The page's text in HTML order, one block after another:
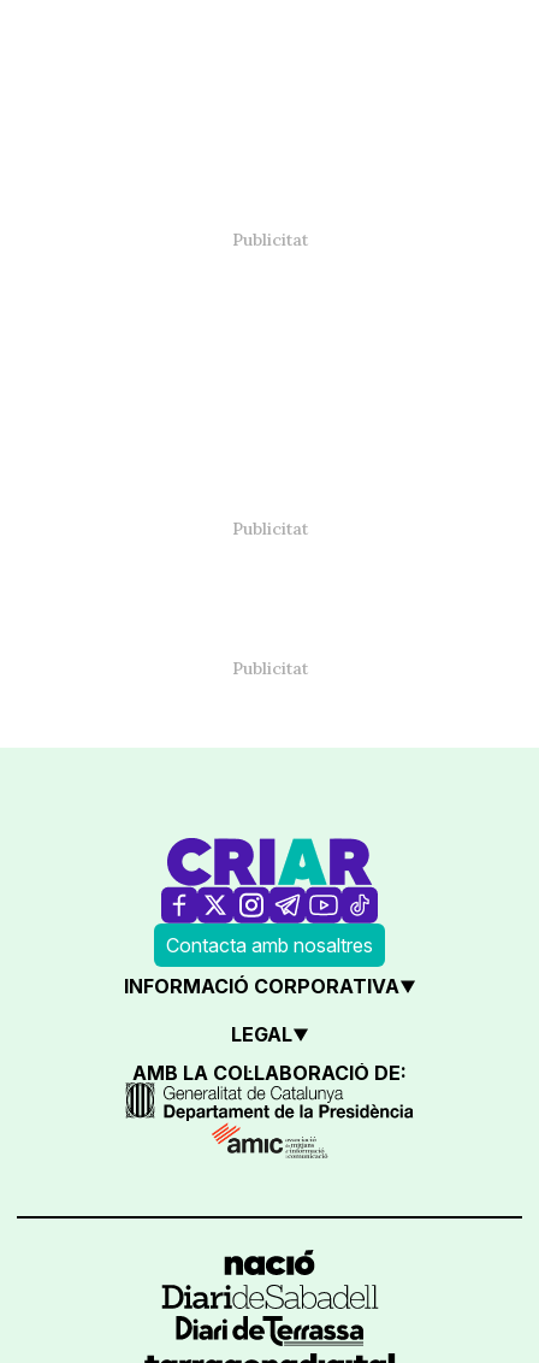
Contacta amb nosaltres
INFORMACIÓ CORPORATIVA
LEGAL
AMB LA COL·LABORACIÓ DE: